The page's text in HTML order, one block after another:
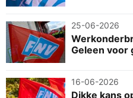
25-06-2026
Geleen voor
16-06-2026
Dikke kans